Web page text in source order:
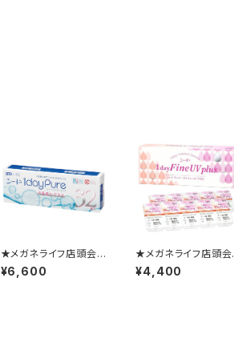
★メガネライフ店頭会
員様限定★ 1か月ごと
の定期便 ワンデーピ
¥6,600
★メガネライフ店頭会
員様限定★ 1か月ご
の定期便 ワンデーフ
¥4,400